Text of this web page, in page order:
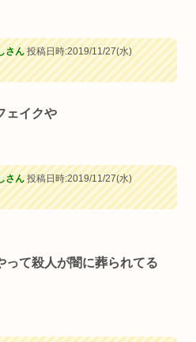
さん投稿日時:2019/11/27(水)
ェイクや
さん投稿日時:2019/11/27(水)
って殺人が闇に葬られてる